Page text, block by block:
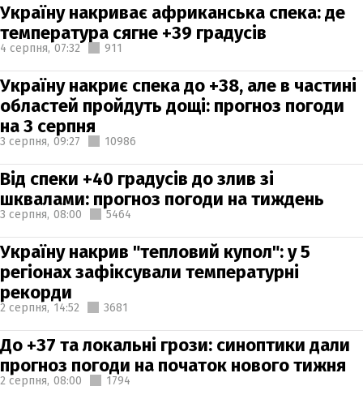
Україну накриває африканська спека: де
температура сягне +39 градусів
4 серпня, 07:32 911
Україну накриє спека до +38, але в частині
областей пройдуть дощі: прогноз погоди
на 3 серпня
3 серпня, 09:27 10986
Від спеки +40 градусів до злив зі
шквалами: прогноз погоди на тиждень
3 серпня, 08:00 5464
Україну накрив "тепловий купол": у 5
регіонах зафіксували температурні
рекорди
2 серпня, 14:52 3681
До +37 та локальні грози: синоптики дали
прогноз погоди на початок нового тижня
2 серпня, 08:00 1794